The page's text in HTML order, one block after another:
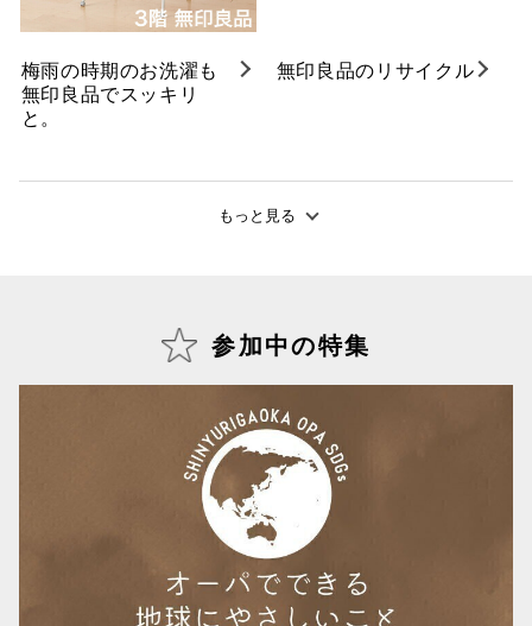
梅雨の時期のお洗濯も
無印良品でスッキリ
と。
無印良品のリサイクル
もっと見る
参加中の特集